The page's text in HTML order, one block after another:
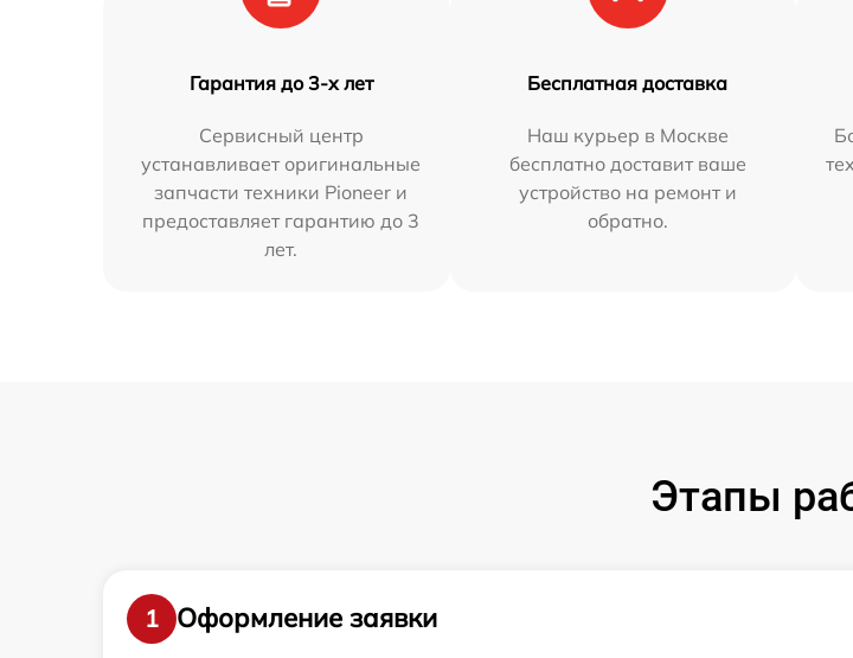
Гарантия до 3-х лет
Сервисный центр
устанавливает оригинальные
запчасти техники Pioneer и
предоставляет гарантию до 3
лет.
Бесплатная доставка
Наш курьер в Москве
бесплатно доставит ваше
устройство на ремонт и
обратно.
Этапы
1
Оформление заявки